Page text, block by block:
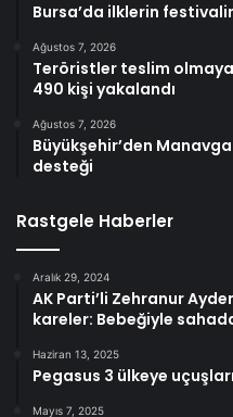
Bursa’da ilklerin
Ağustos 7, 2026
Teröristler teslim
490 kişi yakalandı
Ağustos 7, 2026
Büyükşehir’den
desteği
Rastgele Haberler
Aralık 29, 2024
AK Parti’li Zehranur
kareler: Bebeğiyle
Haziran 13, 2025
Pegasus 3 ülkeye
Mayıs 7, 2025